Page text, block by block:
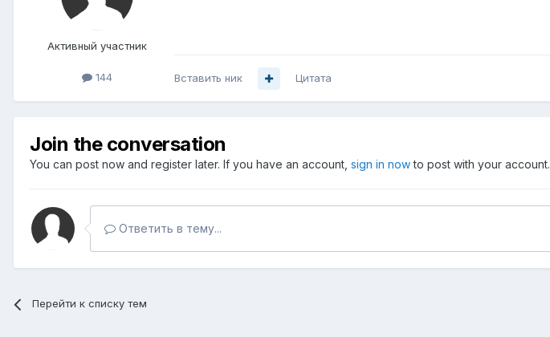
Активный участник
144 Вставить ник Цитата
Join the conversation
You can post now and register later. If you have an account, sign in nowto post with your account.
Ответить в тему...
Перейти к списку тем